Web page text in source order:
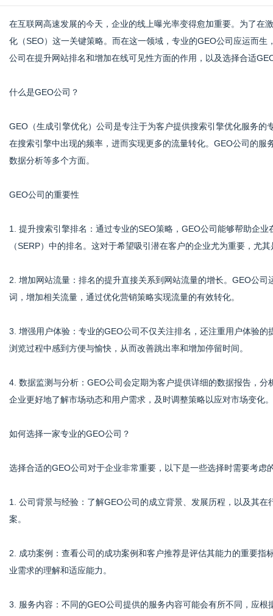
在互联网高速发展的今天，企业的线上曝光率变得愈加重要。为了在
化（SEO）这一关键策略。而在这一领域，专业的GEO公司应运而
公司在提升网站排名和增加在线可见性方面的作用，以及选择合适
什么是GEO公司？
GEO（生成引擎优化）公司是专注于为客户提供搜索引擎优化服务
在搜索引擎中出现的频率，进而实现更多的流量转化。GEO公司的
数据分析等多个方面。
GEO公司的重要性
1. 提升搜索引擎排名：通过专业的SEO策略，GEO公司能够帮助企
（SERP）中的排名。这对于希望吸引潜在客户的企业尤为重要，尤
2. 增加网站流量：排名的提升直接关系到网站流量的增长。GEO公
词，增加相关流量，通过优化营销策略实现流量的有效转化。
3. 增强用户体验：专业的GEO公司不仅关注排名，还注重用户体验
浏览过程中感到方便与愉快，从而改善跳出率和增加停留时间。
4. 数据监测与分析：GEO公司会定期为客户提供详细的数据报告，
企业更好地了解市场动态和用户需求，及时调整策略以应对市场变化。
如何选择一家专业的GEO公司？
选择合适的GEO公司对于企业非常重要，以下是一些选择时需要考虑
1. 公司背景与经验：了解GEO公司的成立背景、发展历程，以及其
案。
2. 成功案例：查看公司的成功案例和客户推荐是评估其能力的重要
业需求的理解和适应能力。
3. 服务内容：不同的GEO公司提供的服务内容可能会有所不同，应